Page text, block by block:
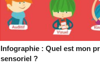
Infographie : Quel est mon
sensoriel ?